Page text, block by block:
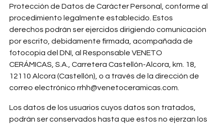
Protección de Datos de Carácter Personal, conforme al
procedimiento legalmente establecido. Estos
derechos podrán ser ejercidos dirigiendo comunicación
por escrito, debidamente firmada, acompañada de
fotocopia del DNI, al Responsable VENETO
CERÁMICAS, S.A., Carretera Castellón-Alcora, km. 18,
12110 Alcora (Castellón), o a través de la dirección de
correo electrónico rrhh@venetoceramicas.com.
Los datos de los usuarios cuyos datos son tratados,
podrán ser conservados hasta que estos no ejerzan los